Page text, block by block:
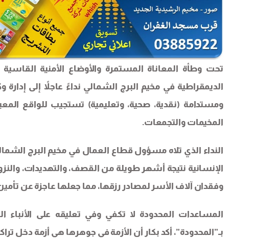
تحت وطأة المعاناة المستمرة والأوضاع الأمنية
الديمقراطية في مخيم البرج الشمالي نداءً عاجلاً إلى
ومستدامة (نقدية، صحية، وتعليمية) تستجيب للواقع
المخيمات والتجمعات.
النداء الذي تلاه مسؤول قطاع العمال في مخيم البرج
الإنسانية نتيجة أشهر طويلة من القصف، والتهديدات،
وفقدان آلاف الأسر لمصادر رزقها، مما جعلها عاجزة عن
المساعدات المحدودة لا تكفي وفي تعليقه على الأنباء
بـ”المحدودة”، أكد بكار أن الأزمة في جوهرها هي أزمة